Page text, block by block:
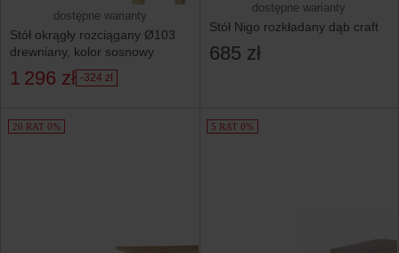
dostępne warianty
Stół okrągły rozciągany Ø103
drewniany, kolor sosnowy
1 296 zł -324 zł
dostępne warianty
Stół Nigo rozkładany dąb craft
685 zł
20 RAT 0% 5 RAT 0%